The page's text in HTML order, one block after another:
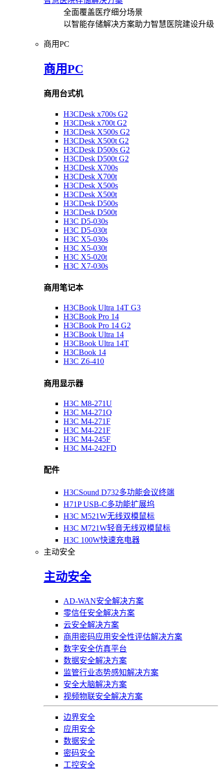
全面覆盖医疗细分场景
以智能存储解决方案助力智慧医院建设升级
商用PC
商用PC
商用台式机
H3CDesk x700s G2
H3CDesk x700t G2
H3CDesk X500s G2
H3CDesk X500t G2
H3CDesk D500s G2
H3CDesk D500t G2
H3CDesk X700s
H3CDesk X700t
H3CDesk X500s
H3CDesk X500t
H3CDesk D500s
H3CDesk D500t
H3C D5-030s
H3C D5-030t
H3C X5-030s
H3C X5-030t
H3C X5-020t
H3C X7-030s
商用笔记本
H3CBook Ultra 14T G3
H3CBook Pro 14
H3CBook Pro 14 G2
H3CBook Ultra 14
H3CBook Ultra 14T
H3CBook 14
H3C Z6-410
商用显示器
H3C M8-271U
H3C M4-271Q
H3C M4-271F
H3C M4-221F
H3C M4-245F
H3C M4-242FD
配件
H3CSound D732多功能会议终端
H71P USB-C多功能扩展坞
H3C M521W无线双模鼠标
H3C M721W轻音无线双模鼠标
H3C 100W快速充电器
主动安全
主动安全
AD-WAN安全解决方案
零信任安全解决方案
云安全解决方案
商用密码应用安全性评估解决方案
数字安全仿真平台
数据安全解决方案
监管行业态势感知解决方案
安全大脑解决方案
视频物联安全解决方案
边界安全
应用安全
数据安全
密码安全
工控安全